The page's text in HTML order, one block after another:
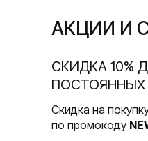
АКЦИИ И
Скидка на
по промокоду
CКИДКА 10%
ПОСТОЯННЫХ